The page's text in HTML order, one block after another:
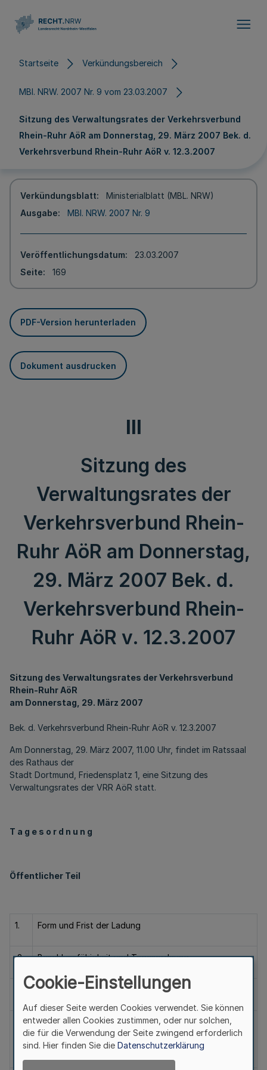
Startseite Verkündungsbereich
MBl. NRW. 2007 Nr. 9 vom 23.03.2007
Sitzung des Verwaltungsrates der Verkehrsverbund
Rhein-Ruhr AöR am Donnerstag, 29. März 2007 Bek. d.
Verkehrsverbund Rhein-Ruhr AöR v. 12.3.2007
Verkündungsblatt
Ministerialblatt (MBL. NRW)
Ausgabe
MBl. NRW. 2007 Nr. 9
Veröffentlichungsdatum
23.03.2007
Seite
169
PDF-Version herunterladen
Dokument ausdrucken
III
Sitzung des
Verwaltungsrates der
Verkehrsverbund Rhein-
Ruhr AöR am Donnerstag,
29. März 2007 Bek. d.
Verkehrsverbund Rhein-
Ruhr AöR v. 12.3.2007
Sitzung des Verwaltungsrates der Verkehrsverbund
Rhein-Ruhr AöR
am Donnerstag, 29. März 2007
Bek. d. Verkehrsverbund Rhein-Ruhr AöR v. 12.3.2007
Am Donnerstag, 29. März 2007, 11.00 Uhr, findet im Ratssaal
des Rathaus der
Stadt Dortmund, Friedensplatz 1, eine Sitzung des
Verwaltungsrates der VRR AöR statt.
T a g e s o r d n u n g
Öffentlicher Teil
1. Form und Frist der Ladung
2. Beschlussfähigkeit und Tagesordnung
Anfragen und Mitteilungen
4.
Genehmigung der Niederschrift der letzten
öffentlichen Sitzung des Verwaltungsrates am
06.12.2006
Cookie-Einstellungen
Auf dieser Seite werden Cookies verwendet. Sie können
entweder allen Cookies zustimmen, oder nur solchen,
die für die Verwendung der Seite zwingend erforderlich
sind. Hier finden Sie die Datenschutzerklärung